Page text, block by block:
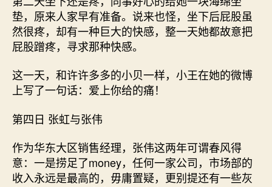
垫，原来人家早有准备。说来也怪，坐下后屁股虽
然很疼，却有一种巨大的快感，整一天她都故意把
屁股蹭疼，寻求那种快感。
这一天，和许许多多的小贝一样，小王在她的微博
上写了一句话：爱上你给的痛！
第四日 张虹与张伟
作为华东大区销售经理，张伟这两年可谓春风得
意：一是捞足了money，任何一家公司，市场部的
收入永远是最高的，毋庸置疑，更别提还有一些灰